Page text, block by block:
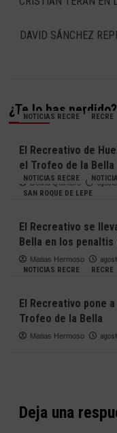
de
entradas
DAVID SÁNCHEZ
¿Te lo has perdido?
NOTICIAS RECRE RECRE
El Recreativo de
el Trofeo de la Bella
Deivid Quintero
NOTICIAS RECRE
SAN ROQUE DE LEPE
El Recreativo se
Bella en los
Matias Hermoso
NOTICIAS RECRE
RECRE
El Recreativo pone
Trofeo de la Bella
Matias Hermoso
Deja una